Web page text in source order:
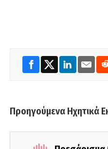
Προηγούμενα Ηχητικά